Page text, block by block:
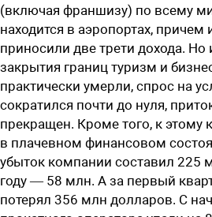
(включая франшизу) по всему
находится в аэропортах,
приносили две трети дохода. Но
закрытия границ туризм и
практически умерли, спрос на
сократился почти до нуля,
прекращен. Кроме того, к этому
в плачевном финансовом
убыток компании составил 225
году — 58 млн. А за первый
потерял 356 млн долларов. С